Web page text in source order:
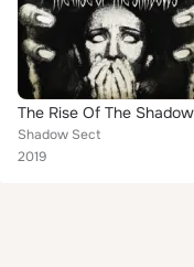
Shadow Sect
2019